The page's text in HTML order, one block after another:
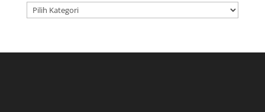
Kategori